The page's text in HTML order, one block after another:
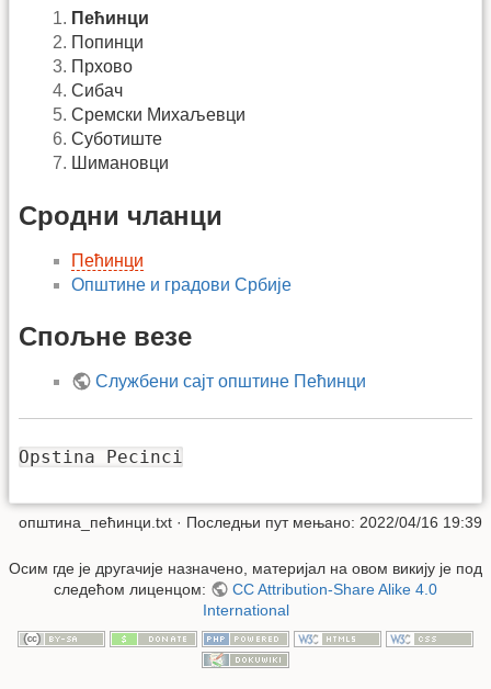
Пећинци
Попинци
Прхово
Сибач
Сремски Михаљевци
Суботиште
Шимановци
Сродни чланци
Пећинци
Општине и градови Србије
Спољне везе
Службени сајт општине Пећинци
Opstina Pecinci
општина_пећинци.txt · Последњи пут мењано: 2022/04/16 19:39
Осим где је другачије назначено, материјал на овом викију је под
следећом лиценцом:
CC Attribution-Share Alike 4.0
International